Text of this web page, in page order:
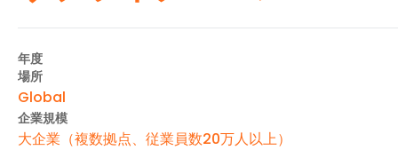
年度
場所
Global
企業規模
大企業（複数拠点、従業員数20万人以上）